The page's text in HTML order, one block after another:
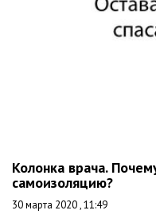
Колонка врача.
самоизоляцию?
30 марта 2020 , 11:49